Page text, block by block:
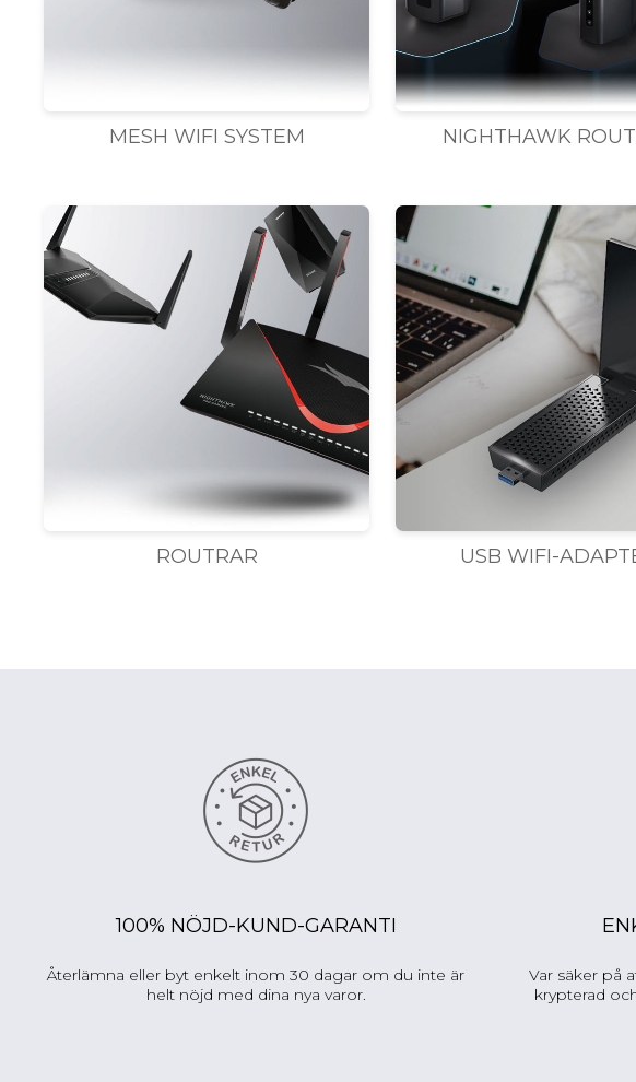
MESH WIFI SYSTEM NIGHTHAWK
ROUTRAR USB WIFI-
100% NÖJD-KUND-GARANTI
Återlämna eller byt enkelt inom 30 dagar om du inte är
helt nöjd med dina nya varor.
Var säker på
krypterad